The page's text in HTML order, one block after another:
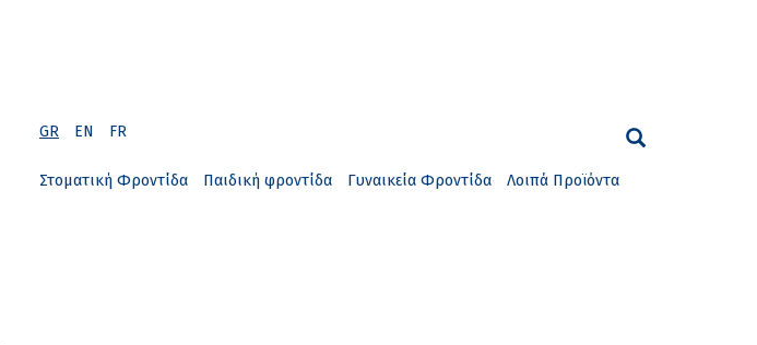
GR EN FR
Στοματική Φροντίδα Παιδική φροντίδα Γυναικεία Φροντίδα Λοιπά Προϊόντα